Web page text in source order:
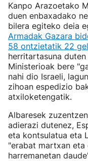
Kanpo Arazoetako
duen enbaxadako
bilera egiteko deia
Armadak Gazara
58 ontzietatik 22
herritartasuna duten
Ministerioak bere
nahi dio Israeli,
zihoan espedizio
atxiloketengatik.
Albaresek
adierazi dutenez,
eta kontsulatua eta
"erabat martxan
harremanetan